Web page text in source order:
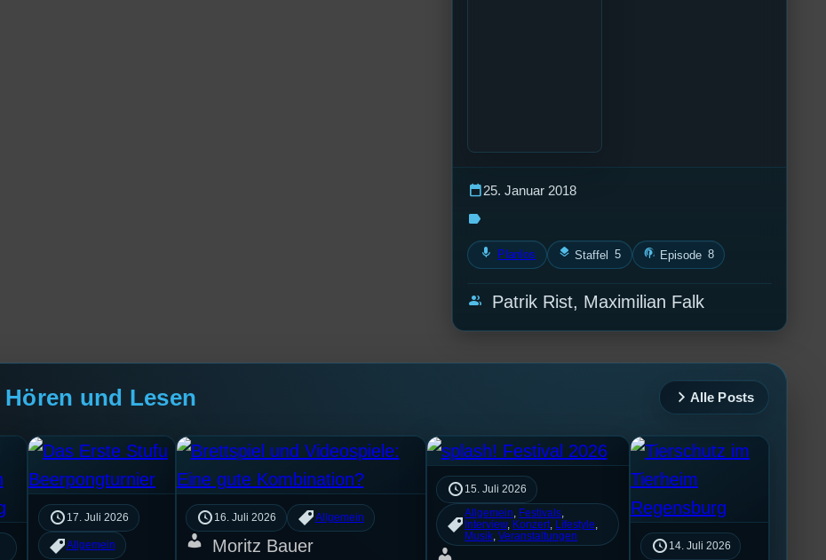
calendar_today25. Januar 2018
label
mic Planlos layers Staffel 5 podcasts Episode 8
group Patrik Rist, Maximilian Falk
und Lesen Alle Posts
17. Juli 2026
Allgemein
16. Juli 2026 Allgemein
Moritz Bauer
15. Juli 2026
Allgemein Festivals
Interview, Konzert Lifestyle
Musik , Veranstaltungen
14. Juli 2026